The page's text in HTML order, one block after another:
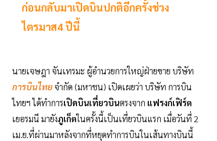
ก่อนกลับมาเปิดบินปกติอีกครั้งช่วง
ไตรมาส4 ปีนี้
นายเจษฎา จันเทรมะ ผู้อำนวยการใหญ่ฝ่ายขาย บริษัท
การบินไทย จำกัด (มหาชน) เปิดเผยว่า บริษัท การบิน
ไทยฯ ได้ทำการเปิดบินเที่ยวบินตรงจาก แฟรงก์เฟิร์ต
เยอรมนี มายังภูเก็ตในครั้งนี้เป็นเที่ยวบินแรก เมื่อวันที่ 2
เม.ย.ที่ผ่านมาหลังจากที่หยุดทำการบินในเส้นทางบินนี้